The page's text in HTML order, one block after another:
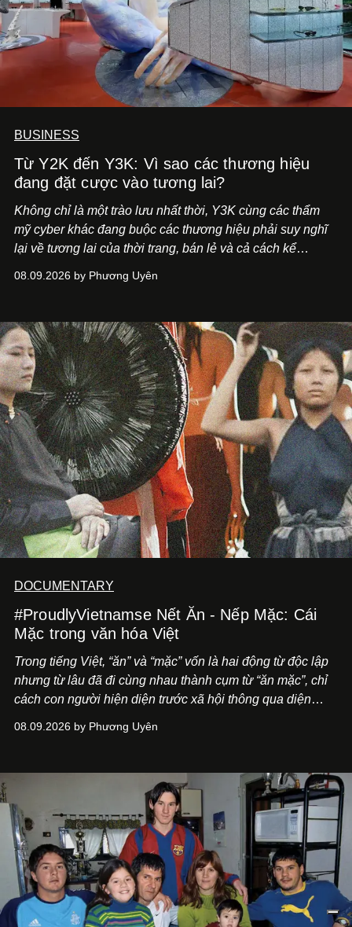
BUSINESS
Từ Y2K đến Y3K: Vì sao các thương hiệu
đang đặt cược vào tương lai?
Không chỉ là một trào lưu nhất thời, Y3K cùng các thẩm
mỹ cyber khác đang buộc các thương hiệu phải suy nghĩ
lại về tương lai của thời trang, bán lẻ và cả cách kể
08.09.2026 by Phương Uyên
DOCUMENTARY
#ProudlyVietnamse Nết Ăn - Nếp Mặc: Cái
Mặc trong văn hóa Việt
Trong tiếng Việt, “ăn” và “mặc” vốn là hai động từ độc lập
nhưng từ lâu đã đi cùng nhau thành cụm từ “ăn mặc”, chỉ
cách con người hiện diện trước xã hội thông qua diện
“ăn mặc” đơn thuần là việc mặc quần áo, trong đời sống
quát hơn nhiều.
08.09.2026 by Phương Uyên